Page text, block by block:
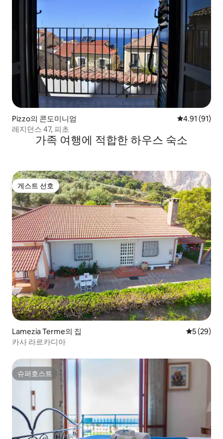
Pizzo의 콘도미니엄 평점 4.91점
4.91 (91)
레지던스 47, 피초
가족 여행에 적합한 하우스 숙소
게스트 선호
게스트 선호
Lamezia Terme의 집 평점 5점(5
5 (29)
카사 라르카디아
슈퍼호스트
슈퍼호스트